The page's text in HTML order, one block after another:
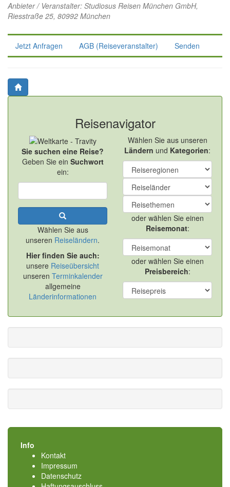
Anbieter / Veranstalter: Studiosus Reisen München GmbH,
Riesstraße 25, 80992 München
Jetzt Anfragen AGB (Reiseveranstalter) Senden
Reisenavigator
Sie suchen eine Reise?
Geben Sie ein Suchwort
ein:
Wählen Sie aus
unseren Reiseländern.
Hier finden Sie auch:
unsere Reiseübersicht
unseren Terminkalender
allgemeine
Länderinformationen
Wählen Sie aus unseren
Ländern und Kategorien:
oder wählen Sie einen
Reisemonat:
oder wählen Sie einen
Preisbereich:
Info
Kontakt
Impressum
Datenschutz